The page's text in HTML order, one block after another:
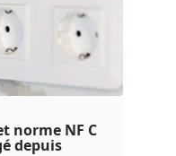
norme NF C
depuis